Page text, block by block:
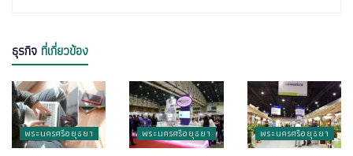
ธุรกิจ ที่เกี่ยวข้อง
พระนครศรีอยุธยา พระนครศรีอยุธยา พระนครศรีอยุธยา